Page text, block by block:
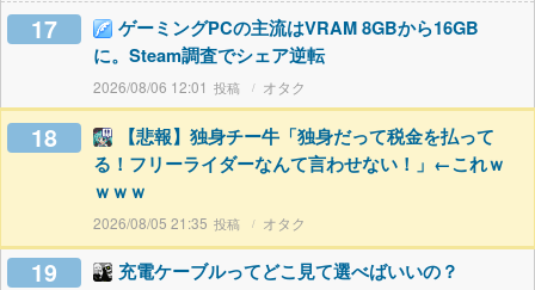
17
ゲーミングPCの主流はVRAM 8GBから16GB
に。Steam調査でシェア逆転
2026/08/06 12:01 オタク
18
【悲報】独身チー牛「独身だって税金を払って
る！フリーライダーなんて言わせない！」←これｗ
ｗｗｗ
2026/08/05 21:35 オタク
19 充電ケーブルってどこ見て選べばいいの？